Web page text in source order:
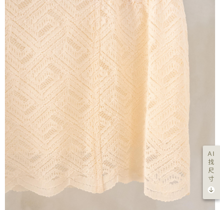
AI
找
尺
寸